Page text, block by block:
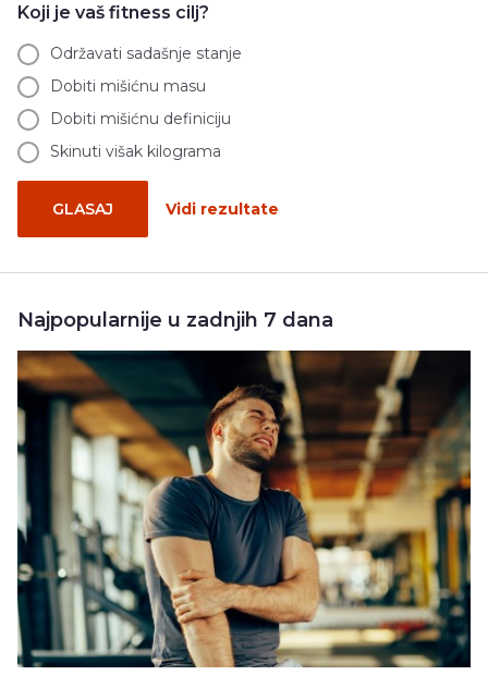
Koji je vaš fitness cilj?
Održavati sadašnje stanje
Dobiti mišićnu masu
Dobiti mišićnu definiciju
Skinuti višak kilograma
GLASAJ Vidi rezultate
Najpopularnije u zadnjih 7 dana